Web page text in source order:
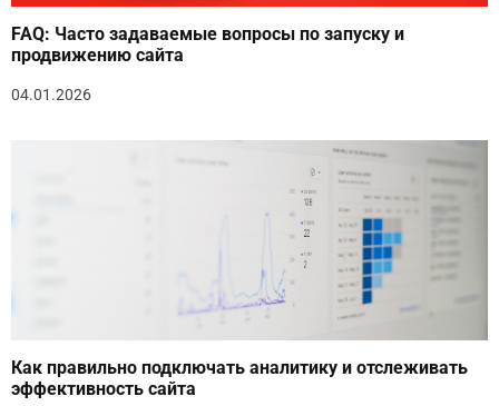
FAQ: Часто задаваемые вопросы по запуску и
продвижению сайта
04.01.2026
Как правильно подключать аналитику и отслеживать
эффективность сайта